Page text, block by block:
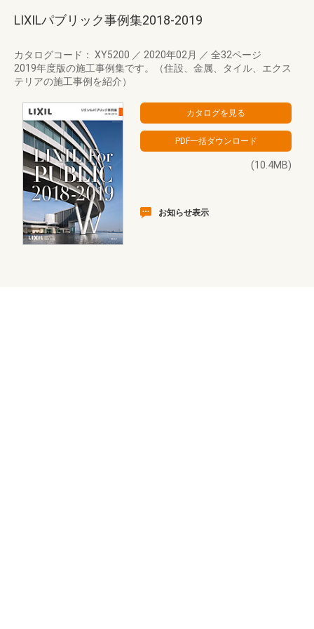
LIXILパブリック事例集2018-2019
カタログコード： XY5200 ／ 2020年02月 ／ 全32ページ
2019年度版の施工事例集です。（住設、金属、タイル、エクス
テリアの施工事例を紹介）
(10.4MB)
お知らせ表示